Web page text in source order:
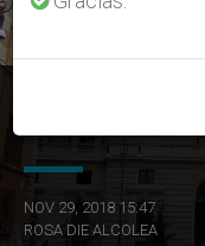
"¿Dios ya no vive
NOV 29, 2018 15:47
ROSA DIE ALCOLEA